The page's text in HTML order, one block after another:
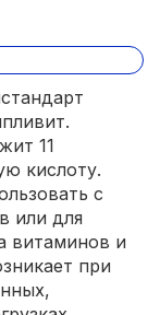
11
кислоту.
с
или для
витаминов и
при